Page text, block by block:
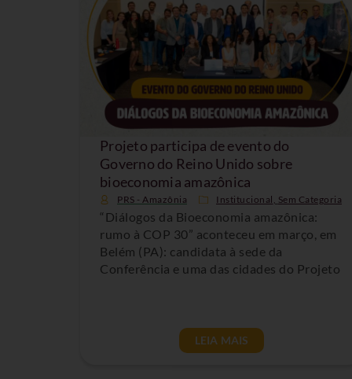
Projeto participa de evento do
Governo do Reino Unido sobre
bioeconomia amazônica
PRS - Amazônia Institucional , Sem Categoria
“Diálogos da Bioeconomia amazônica:
rumo à COP 30” aconteceu em março, em
Belém (PA): candidata à sede da
Conferência e uma das cidades do Projeto
LEIA MAIS